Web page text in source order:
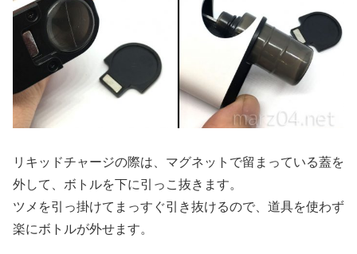
リキッドチャージの際は、マグネットで留まっている蓋を
外して、ボトルを下に引っこ抜きます。
ツメを引っ掛けてまっすぐ引き抜けるので、道具を使わず
楽にボトルが外せます。